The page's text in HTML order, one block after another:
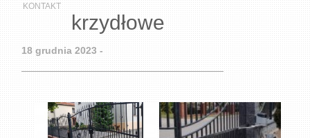
KONTAKT
krzydłowe
18 grudnia 2023 -